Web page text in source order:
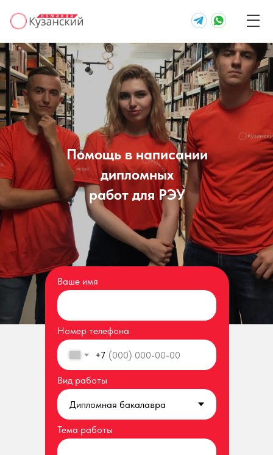
Помощь в написании
дипломных
работ для РЭУ
Ваше имя
Номер телефона
+7
Вид работы
Тема работы